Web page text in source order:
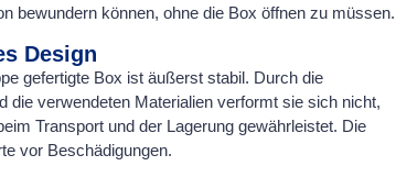
bewundern können, ohne die Box öffnen zu müssen.
Design
gefertigte Box ist äußerst stabil. Durch die
die verwendeten Materialien verformt sie sich nicht,
Transport und der Lagerung gewährleistet. Die
vor Beschädigungen.